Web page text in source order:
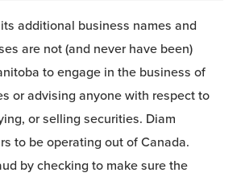
additional business names and
are not (and never have been)
to engage in the business of
or advising anyone with respect to
or selling securities. Diam
to be operating out of Canada.
by checking to make sure the